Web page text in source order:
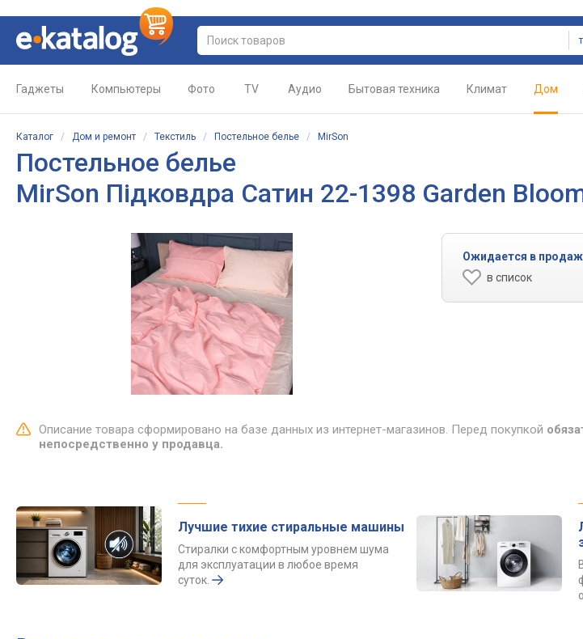
Гаджеты Компьютеры Фото TV Аудио Бытовая техника Климат Дом
Каталог / Дом и ремонт / Текстиль / Постельное белье / MirSon
Постельное белье
MirSon Підковдра Сатин 22-1398 Garden
Ожидается в
в список
Описание товара сформировано на базе данных из интернет-магазинов. Перед покупкой
непосредственно у продавца.
Лучшие тихие стиральные машины
Стиралки с комфортным уровнем шума
для эксплуатации в любое время
суток.